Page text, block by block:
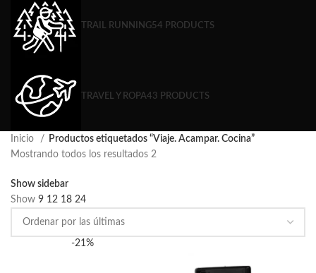
TRAIL RUNNING54 PRODUCTS
TRAVEL Y ROPA43 PRODUCTS
Inicio
Productos etiquetados “Viaje. Acampar. Cocina”
Mostrando todos los resultados 2
Show sidebar
Show 9 12 18 24
-21%